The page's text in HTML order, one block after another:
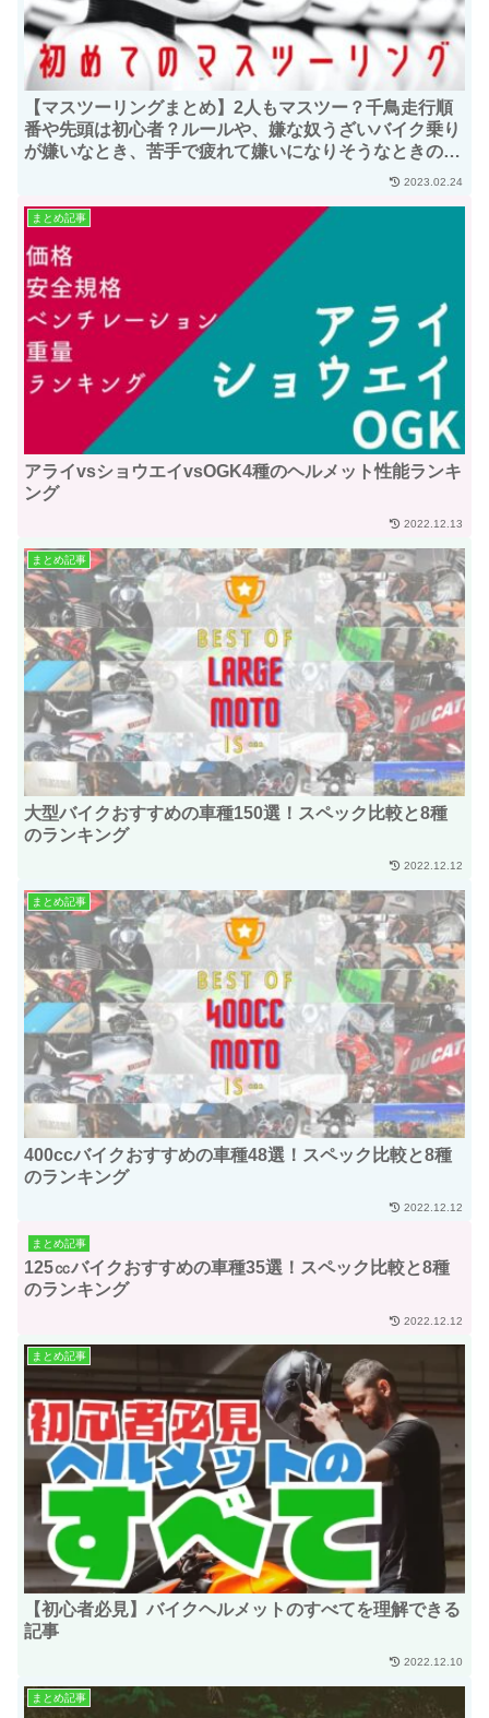
【マスツーリングまとめ】2人もマスツー？千鳥走行順
番や先頭は初心者？ルールや、嫌な奴うざいバイク乗り
が嫌いなとき、苦手で疲れて嫌いになりそうなときの対
2023.02.24
まとめ記事
アライvsショウエイvsOGK4種のヘルメット性能ランキ
ング
2022.12.13
まとめ記事
大型バイクおすすめの車種150選！スペック比較と8種
のランキング
2022.12.12
まとめ記事
400ccバイクおすすめの車種48選！スペック比較と8種
のランキング
2022.12.12
まとめ記事
125㏄バイクおすすめの車種35選！スペック比較と8種
のランキング
2022.12.12
まとめ記事
【初心者必見】バイクヘルメットのすべてを理解できる
記事
2022.12.10
まとめ記事